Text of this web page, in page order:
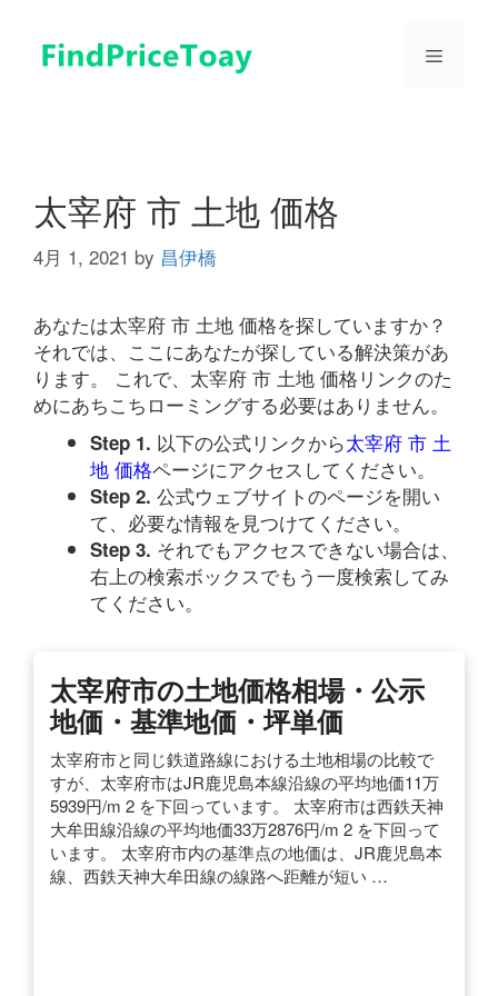
メ
太宰府 市 土地 価格
4月 1, 2021 by 昌伊橋
あなたは太宰府 市 土地 価格を探していますか？
それでは、ここにあなたが探している解決策があ
ります。 これで、太宰府 市 土地 価格リンクのた
めにあちこちローミングする必要はありません。
Step 1. 以下の公式リンクから太宰府 市 土
地 価格ページにアクセスしてください。
Step 2. 公式ウェブサイトのページを開い
て、必要な情報を見つけてください。
Step 3. それでもアクセスできない場合は、
右上の検索ボックスでもう一度検索してみ
てください。
太宰府市の土地価格相場・公示
地価・基準地価・坪単価
太宰府市と同じ鉄道路線における土地相場の比較で
すが、太宰府市はJR鹿児島本線沿線の平均地価11万
5939円/m 2 を下回っています。 太宰府市は西鉄天神
大牟田線沿線の平均地価33万2876円/m 2 を下回って
います。 太宰府市内の基準点の地価は、JR鹿児島本
線、西鉄天神大牟田線の線路へ距離が短い …